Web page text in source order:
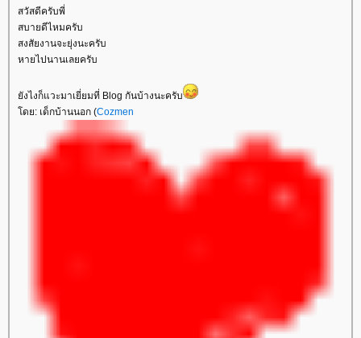
สวัสดีครับพี่
สบายดีไหมครับ
สงสัยงานจะยุ่งนะครับ
หายไปนานเลยครับ
ยังไงก็แวะมาเยี่ยมที่ Blog กันบ้างนะครับ
โดย: เด็กบ้านนอก (Cozmen